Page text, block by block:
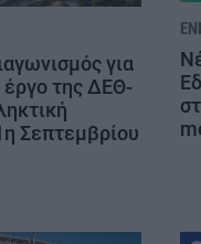
για
της ΔΕΘ-
Σεπτεμβρίου